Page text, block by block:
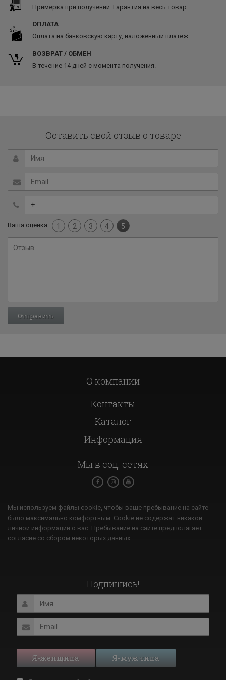
Примерка при получении. Гарантия на весь товар.
ОПЛАТА
Оплата на банковскую карту, наложенный платеж.
ВОЗВРАТ / ОБМЕН
В течение 14 дней с момента получения.
Оставить свой отзыв о товаре
Ваша оценка: 1 2 3 4 5
О компании
Контакты
Каталог
Информация
Мы в соц. сетях
Мы используем файлы cookie, чтобы ваше пребывание на сайте
было максимально комфортным. Cookie не содержат никакой
личной информации о вас. Пребывание на сайте предполагает
согласие со сбором некоторых данных.
Подпишись!
Я-женщина Я-мужчина